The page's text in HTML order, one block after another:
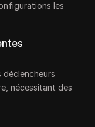
les
nécessitant des